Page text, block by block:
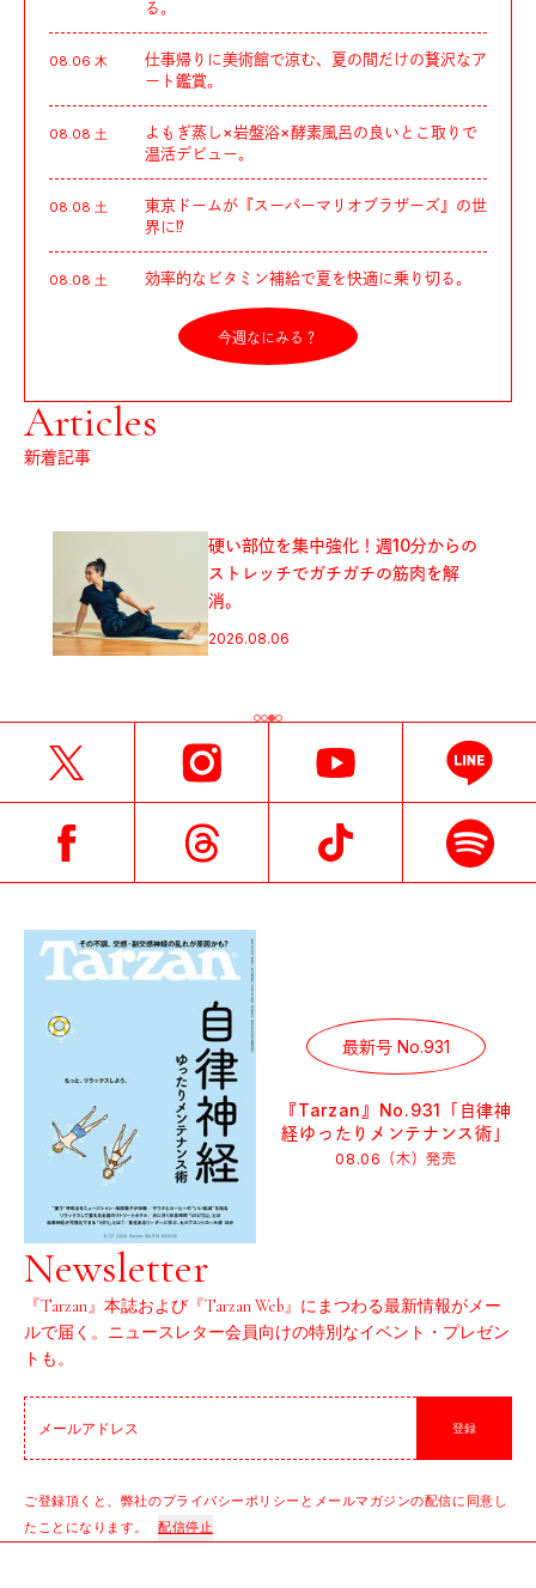
る。
08.06 木
仕事帰りに美術館で涼む、夏の間だけの贅沢なア
ート鑑賞。
08.08 土
よもぎ蒸し×岩盤浴×酵素風呂の良いとこ取りで
温活デビュー。
08.08 土
東京ドームが『スーパーマリオブラザーズ』の世
界に⁉︎
08.08 土 効率的なビタミン補給で夏を快適に乗り切る。
今週なにみる？
Articles
新着記事
硬い部位を集中強化！週10分からの
ストレッチでガチガチの筋肉を解
消。
2026.08.06
最新号 No.931
『Tarzan』No.931「自律神
経ゆったりメンテナンス術」
08.06（木）発売
Newsletter
『Tarzan』本誌および『Tarzan Web』にまつわる最新情報がメー
ルで届く。ニュースレター会員向けの特別なイベント・プレゼン
トも。
登録
ご登録頂くと、弊社のプライバシーポリシーとメールマガジンの配信に同意し
たことになります。
配信停止